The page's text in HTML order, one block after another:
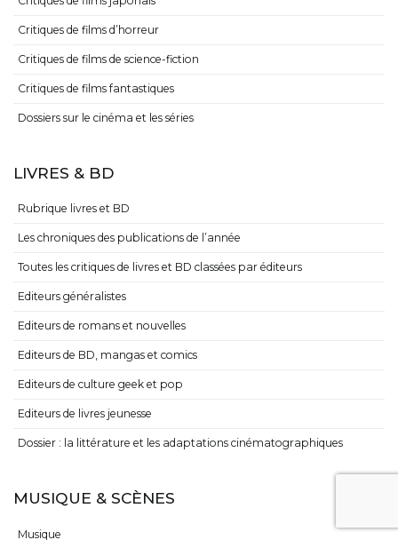
Critiques de films d’horreur
Critiques de films de science-fiction
Critiques de films fantastiques
Dossiers sur le cinéma et les séries
LIVRES & BD
Rubrique livres et BD
Les chroniques des publications de l’année
Toutes les critiques de livres et BD classées par éditeurs
Editeurs généralistes
Editeurs de romans et nouvelles
Editeurs de BD, mangas et comics
Editeurs de culture geek et pop
Editeurs de livres jeunesse
Dossier : la littérature et les adaptations cinématographiques
MUSIQUE & SCÈNES
Musique